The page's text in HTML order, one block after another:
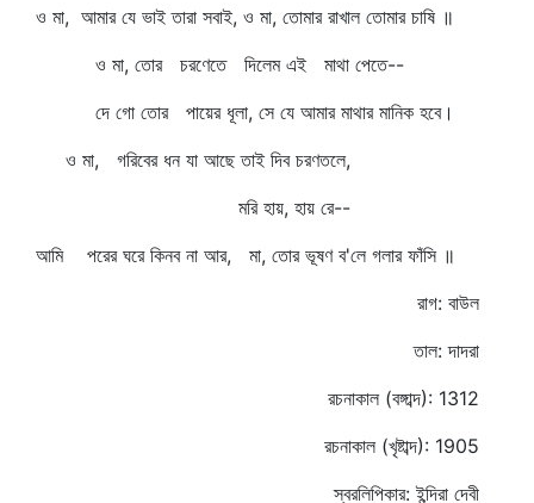
ও মা, আমার যে ভাই তারা সবাই, ও মা, তোমার রাখাল তোমার চাষি ॥
ও মা, তোর চরণেতে দিলেম এই মাথা পেতে--
দে গো তোর পায়ের ধূলা, সে যে আমার মাথার মানিক হবে।
ও মা, গরিবের ধন যা আছে তাই দিব চরণতলে,
মরি হায়, হায় রে--
আমি পরের ঘরে কিনব না আর, মা, তোর ভূষণ ব'লে গলার ফাঁসি ॥
রাগ: বাউল
তাল: দাদরা
রচনাকাল (বঙ্গাব্দ): 1312
রচনাকাল (খৃষ্টাব্দ): 1905
স্বরলিপিকার: ইন্দিরা দেবী